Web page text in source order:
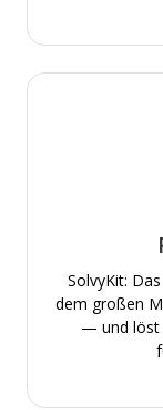
SolvyKit:
dem großen
— und löst